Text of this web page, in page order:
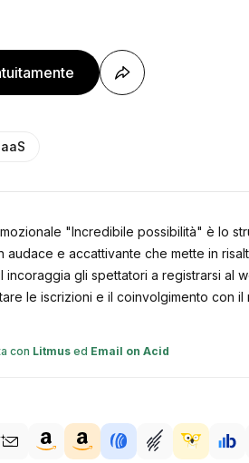
"Incredibile possibilità" è lo
audace e accattivante che mette in
incoraggia gli spettatori a registrarsi
le iscrizioni e il coinvolgimento con
con Litmus ed Email on Acid